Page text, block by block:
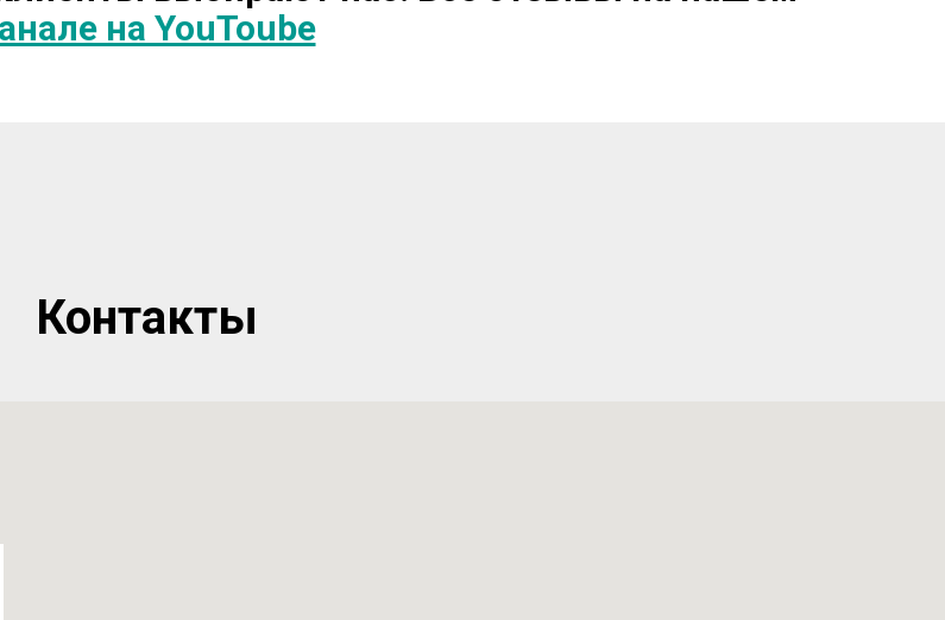
на YouToube
Контакты